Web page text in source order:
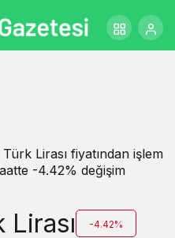
Lirası fiyatından işlem
-4.42% değişim
Lirası -4.42%